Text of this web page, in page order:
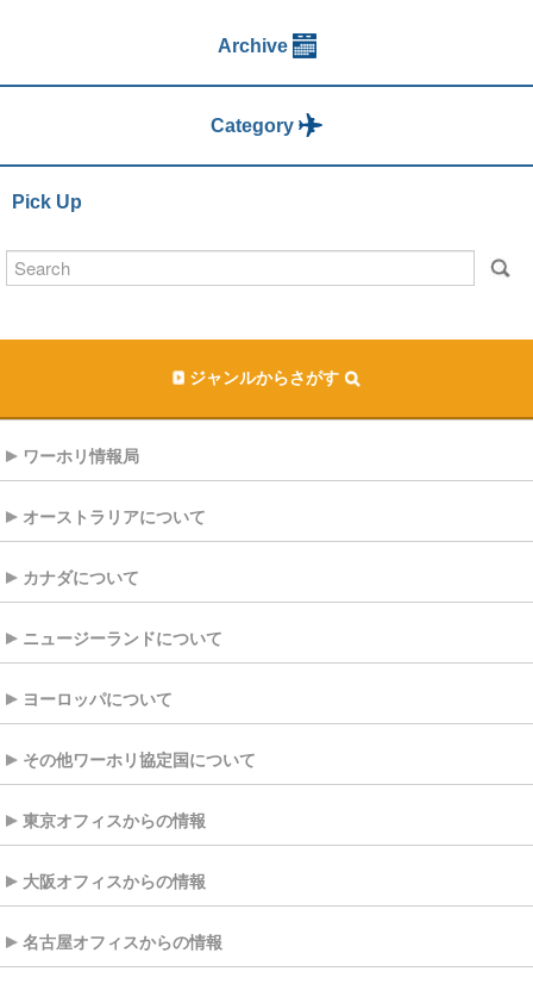
Archive
Category
Pick Up
ジャンルからさがす
ワーホリ情報局
オーストラリアについて
カナダについて
ニュージーランドについて
ヨーロッパについて
その他ワーホリ協定国について
東京オフィスからの情報
大阪オフィスからの情報
名古屋オフィスからの情報